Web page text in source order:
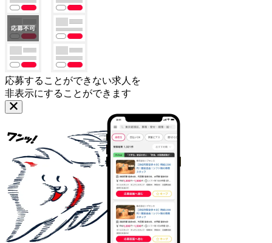
応募することができない求人を
非表示にすることができます